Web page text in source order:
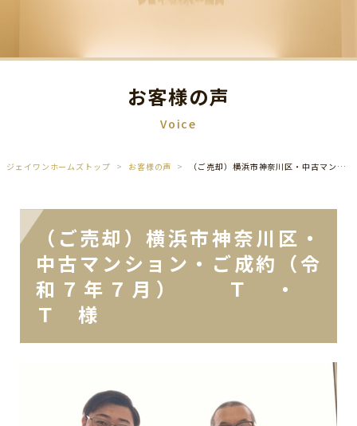
お客様の声
Voice
ジェイワンホームズトップ お客様の声 （ご売却）横浜市神奈川区・中古マンション・ご成約（令和７年７月） Ｔ ・ Ｔ 様
（ご売却）横浜市神奈川区・
中古マンション・ご成約（令
和７年７月） Ｔ ・
Ｔ 様